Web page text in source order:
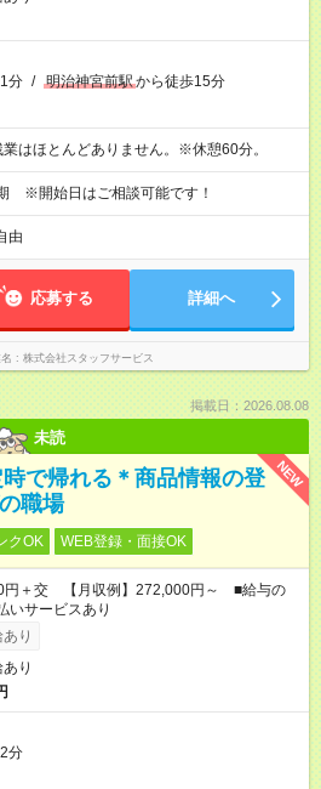
分 / 明治神宮前駅から徒歩15分
ほとんどありません。※休憩60分。
※開始日はご相談可能です！
由
応募する 詳細へ
株式会社スタッフサービス
掲載日：2026.08.08
未読
NEW
で帰れる＊商品情報の登
職場
クOK WEB登録・面接OK
円＋交 【月収例】272,000円～ ■給与の
いサービスあり
り
り
分